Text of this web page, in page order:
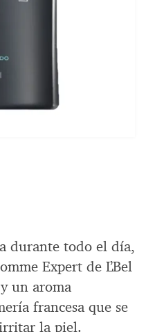
durante todo el día,
Expert de L’Bel
un aroma
francesa que se
la piel.